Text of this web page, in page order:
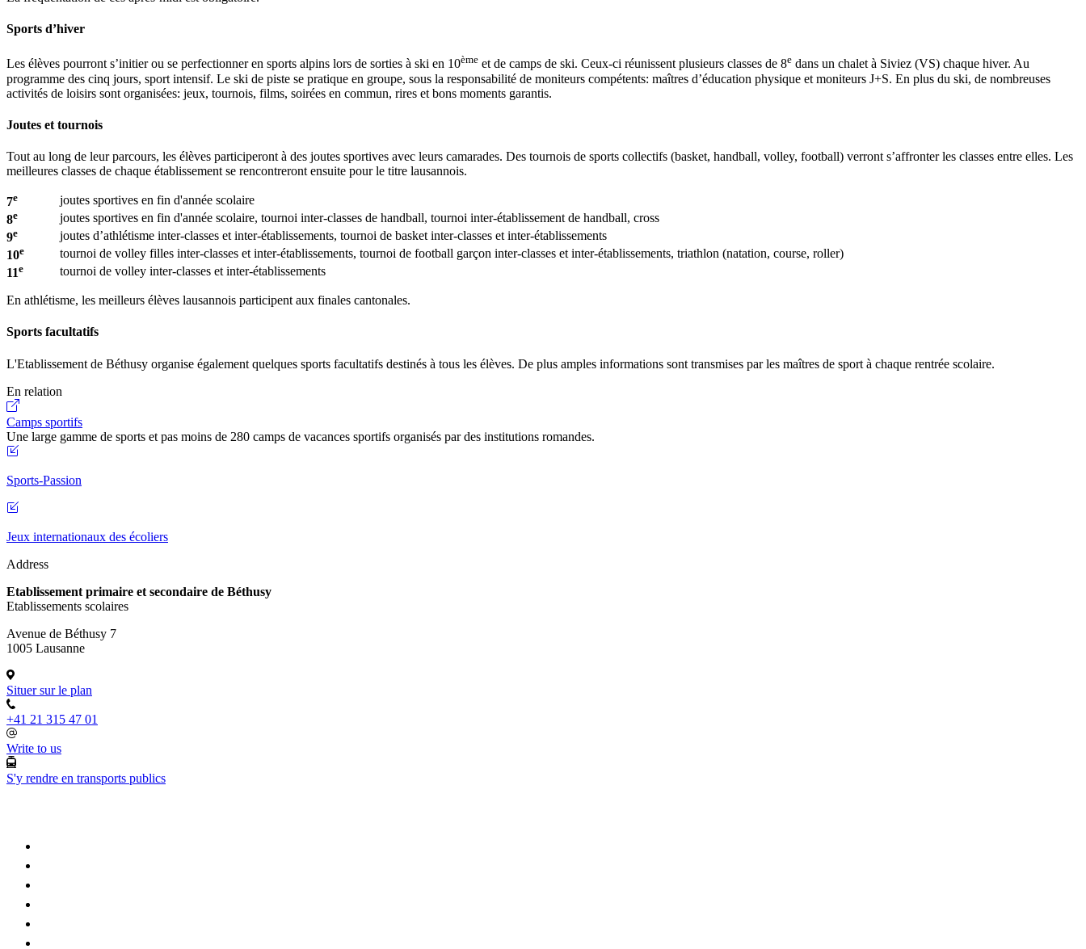
Sports d’hiver
Les élèves pourront s’initier ou se perfectionner en sports alpins lors de sorties à ski en 10ème et de camps de ski. Ceux-ci réunissent plusieurs classes de 8e dans un chalet à Siviez (VS) chaque hiver. Au
programme des cinq jours, sport intensif. Le ski de piste se pratique en groupe, sous la responsabilité de moniteurs compétents: maîtres d’éducation physique et moniteurs J+S. En plus du ski, de nombreuses
activités de loisirs sont organisées: jeux, tournois, films, soirées en commun, rires et bons moments garantis.
Joutes et tournois
Tout au long de leur parcours, les élèves participeront à des joutes sportives avec leurs camarades. Des tournois de sports collectifs (basket, handball, volley, football) verront s’affronter les classes entre elles. Les
meilleures classes de chaque établissement se rencontreront ensuite pour le titre lausannois.
7e
joutes sportives en fin d'année scolaire
8e
joutes sportives en fin d'année scolaire, tournoi inter-classes de handball, tournoi inter-établissement de handball, cross
9e
joutes d’athlétisme inter-classes et inter-établissements, tournoi de basket inter-classes et inter-établissements
10e
tournoi de volley filles inter-classes et inter-établissements, tournoi de football garçon inter-classes et inter-établissements, triathlon (natation, course, roller)
11e tournoi de volley inter-classes et inter-établissements
En athlétisme, les meilleurs élèves lausannois participent aux finales cantonales.
Sports facultatifs
L'Etablissement de Béthusy organise également quelques sports facultatifs destinés à tous les élèves. De plus amples informations sont transmises par les maîtres de sport à chaque rentrée scolaire.
En relation
Camps sportifs
Une large gamme de sports et pas moins de 280 camps de vacances sportifs organisés par des institutions romandes.
Sports-Passion
Jeux internationaux des écoliers
Address
Etablissement primaire et secondaire de Béthusy
Etablissements scolaires
Avenue de Béthusy 7
1005 Lausanne
Situer sur le plan
+41 21 315 47 01
Write to us
S'y rendre en transports publics